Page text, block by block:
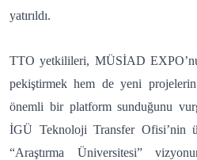
yatırıldı.
TTO yetkilileri, MÜSİAD
pekiştirmek hem de yeni projelerin
önemli bir platform sunduğunu
İGÜ Teknoloji Transfer Ofisi’nin
“Araştırma Üniversitesi”